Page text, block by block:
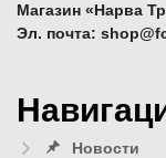
Магазин «Нарва
Эл. почта:
Новости